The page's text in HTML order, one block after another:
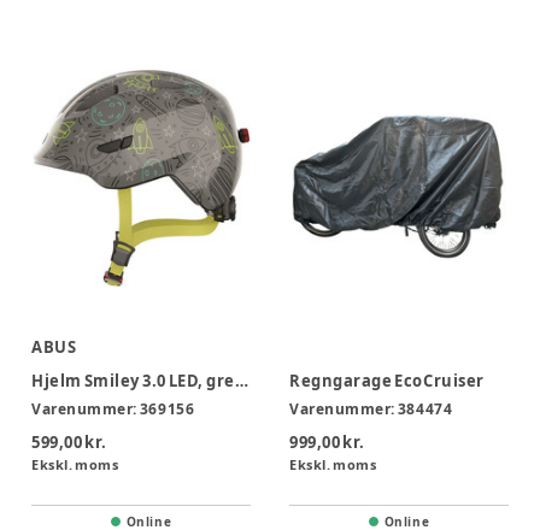
ABUS
Hjelm Smiley 3.0 LED, grey space*, S
Varenummer:369156
599,00 kr.
Ekskl. moms
Online
Regngarage EcoCruiser
Varenummer:384474
999,00 kr.
Ekskl. moms
Online